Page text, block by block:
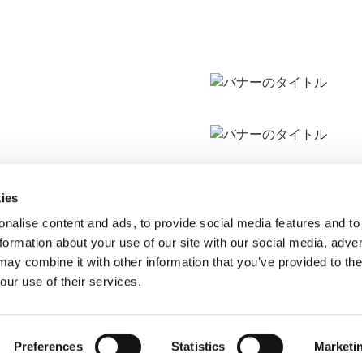
content and ads, to provide social media features and
about your use of our site with our social media,
combine it with other information that you’ve provided to
use of their services.
Preferences Statistics